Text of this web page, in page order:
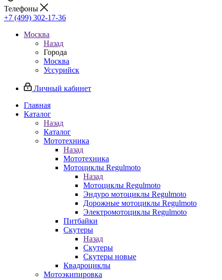
Телефоны
+7 (499) 302-17-36
Москва
Назад
Города
Москва
Уссурийск
Личный кабинет
Главная
Каталог
Назад
Каталог
Мототехника
Назад
Мототехника
Мотоциклы Regulmoto
Назад
Мотоциклы Regulmoto
Эндуро мотоциклы Regulmoto
Дорожные мотоциклы Regulmoto
Электромотоциклы Regulmoto
Питбайки
Скутеры
Назад
Скутеры
Скутеры новые
Квадроциклы
Мотоэкипировка